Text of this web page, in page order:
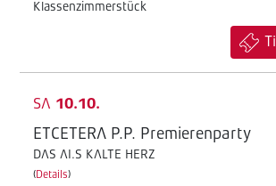
Klassenzimmerstück
SA 10.10.
ETCETERA P.P. Premierenparty
DAS AI.S KALTE HERZ
(Details)